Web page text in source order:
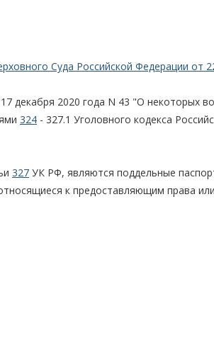
Суда Российской Федерации от
декабря 2020 года N 43 "О некоторых
324 - 327.1 Уголовного кодекса
327 УК РФ, являются поддельные
к предоставляющим права или